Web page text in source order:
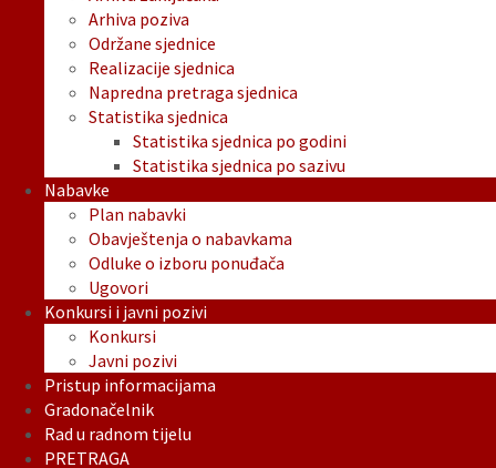
Arhiva poziva
Održane sjednice
Realizacije sjednica
Napredna pretraga sjednica
Statistika sjednica
Statistika sjednica po godini
Statistika sjednica po sazivu
Nabavke
Plan nabavki
Obavještenja o nabavkama
Odluke o izboru ponuđača
Ugovori
Konkursi i javni pozivi
Konkursi
Javni pozivi
Pristup informacijama
Gradonačelnik
Rad u radnom tijelu
PRETRAGA